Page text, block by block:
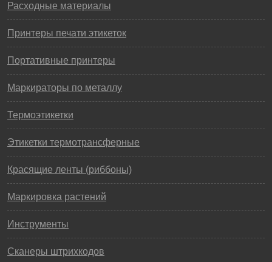
Расходные материалы
Принтеры печати этикеток
Портативные принтеры
Маркираторы по металлу
Термоэтикетки
Этикетки термотрансферные
Красящие ленты (риббоны)
Маркировка растений
Инструменты
Сканеры штрихкодов